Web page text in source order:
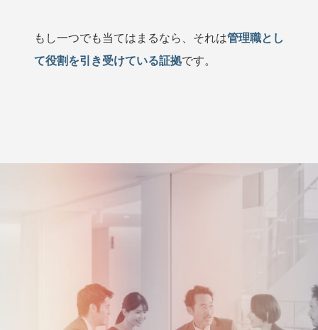
もし一つでも当てはまるなら、それは管理職とし
て役割を引き受けている証拠です。